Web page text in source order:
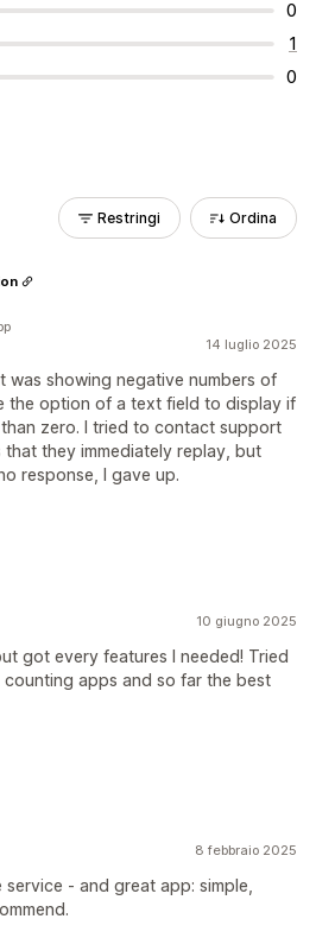
0
1
0
Restringi Ordina
14 luglio 2025
was showing negative numbers of
the option of a text field to display if
zero. I tried to contact support
they immediately replay, but
response, I gave up.
10 giugno 2025
got every features I needed! Tried
apps and so far the best
8 febbraio 2025
- and great app: simple,